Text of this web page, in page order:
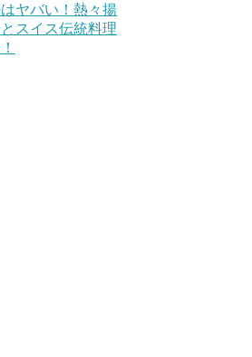
ヤバい！熱々揚
スイス伝統料理